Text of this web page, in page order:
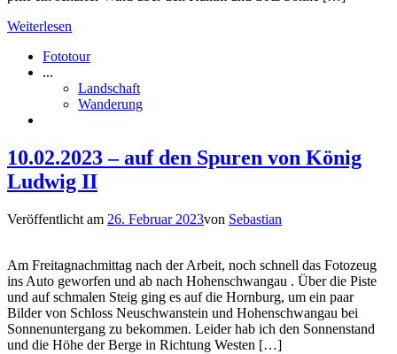
Weiterlesen
Fototour
...
Landschaft
Wanderung
10.02.2023 – auf den Spuren von König
Ludwig II
Veröffentlicht am 26. Februar 2023von Sebastian
Am Freitagnachmittag nach der Arbeit, noch schnell das Fotozeug
ins Auto geworfen und ab nach Hohenschwangau . Über die Piste
und auf schmalen Steig ging es auf die Hornburg, um ein paar
Bilder von Schloss Neuschwanstein und Hohenschwangau bei
Sonnenuntergang zu bekommen. Leider hab ich den Sonnenstand
und die Höhe der Berge in Richtung Westen […]